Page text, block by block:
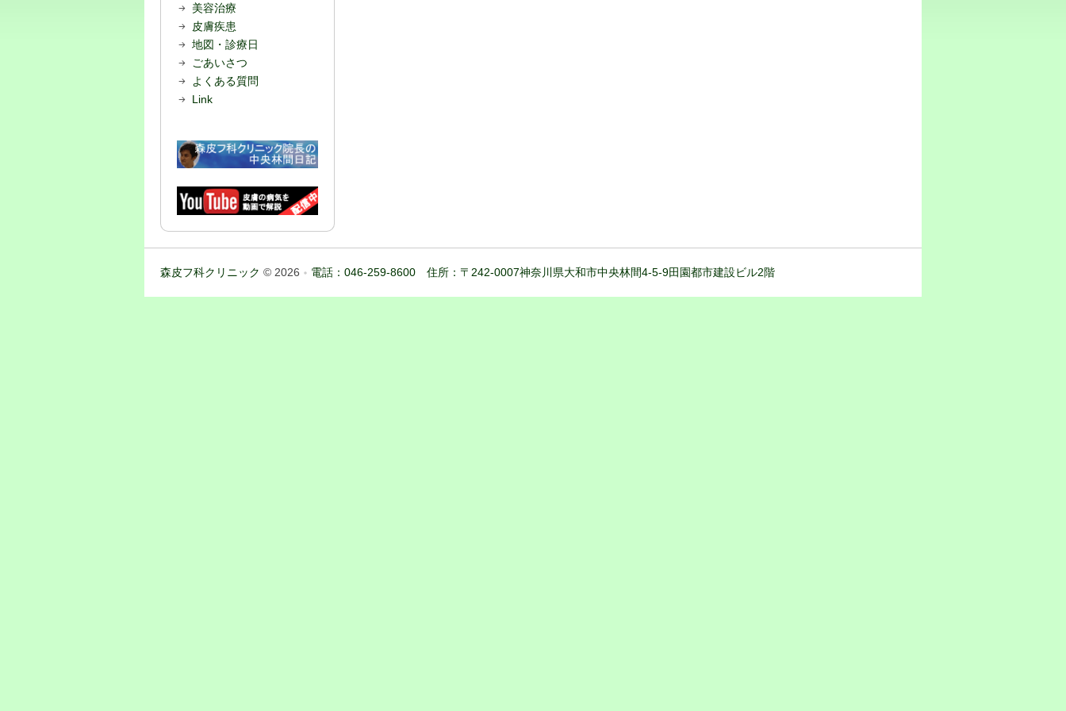
美容治療
皮膚疾患
地図・診療日
ごあいさつ
よくある質問
Link
森皮フ科クリニック © 2026 電話：046-259-8600 住所：〒242-0007神奈川県大和市中央林間4-5-9田園都市建設ビル2階